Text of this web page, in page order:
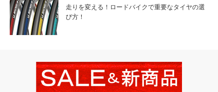
走りを変える！ロードバイクで重要なタイヤの選
び方！